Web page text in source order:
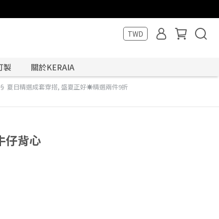
TWD
製 關於KERAIA
§ 夏日精選成套穿搭, 盛夏正好☀️精選兩件9折
仔背心